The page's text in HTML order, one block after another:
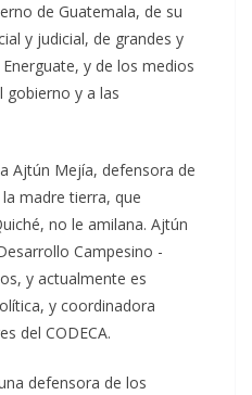
de Guatemala, de su
y judicial, de grandes y
y de los medios
gobierno y a las
Ajtún Mejía, defensora de
madre tierra, que
no le amilana. Ajtún
Campesino -
y actualmente es
y coordinadora
del CODECA.
defensora de los